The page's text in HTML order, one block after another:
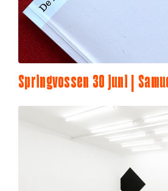
Springvossen 30 juni |